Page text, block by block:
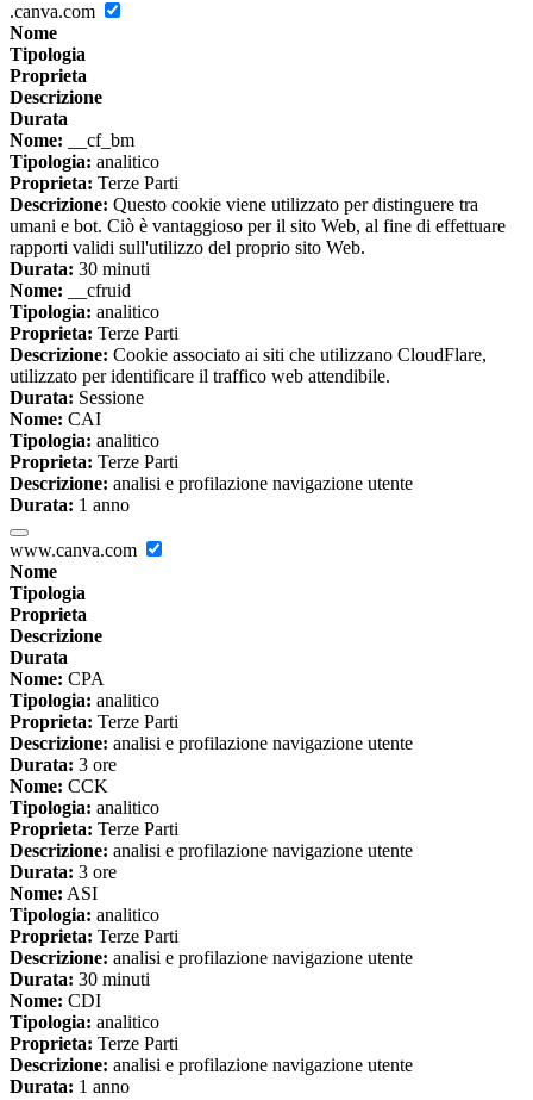
.canva.com
Nome
Tipologia
Proprieta
Descrizione
Durata
Nome: __cf_bm
Tipologia: analitico
Proprieta: Terze Parti
Descrizione: Questo cookie viene utilizzato per distinguere tra
umani e bot. Ciò è vantaggioso per il sito Web, al fine di effettuare
rapporti validi sull'utilizzo del proprio sito Web.
Durata: 30 minuti
Nome: __cfruid
Tipologia: analitico
Proprieta: Terze Parti
Descrizione: Cookie associato ai siti che utilizzano CloudFlare,
utilizzato per identificare il traffico web attendibile.
Durata: Sessione
Nome: CAI
Tipologia: analitico
Proprieta: Terze Parti
Descrizione: analisi e profilazione navigazione utente
Durata: 1 anno
www.canva.com
Nome
Tipologia
Proprieta
Descrizione
Durata
Nome: CPA
Tipologia: analitico
Proprieta: Terze Parti
Descrizione: analisi e profilazione navigazione utente
Durata: 3 ore
Nome: CCK
Tipologia: analitico
Proprieta: Terze Parti
Descrizione: analisi e profilazione navigazione utente
Durata: 3 ore
Nome: ASI
Tipologia: analitico
Proprieta: Terze Parti
Descrizione: analisi e profilazione navigazione utente
Durata: 30 minuti
Nome: CDI
Tipologia: analitico
Proprieta: Terze Parti
Descrizione: analisi e profilazione navigazione utente
Durata: 1 anno